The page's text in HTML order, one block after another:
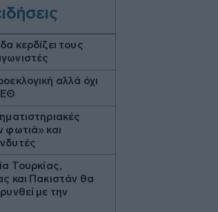
κερδίζει τους
αλλά όχι
φωτιά» και
Τουρκίας,
και Πακιστάν θα
με την